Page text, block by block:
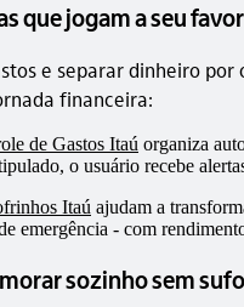
que jogam a seu favor
e separar dinheiro
financeira:
de Gastos Itaú organiza
o usuário recebe
Itaú ajudam a
emergência - com
sozinho sem